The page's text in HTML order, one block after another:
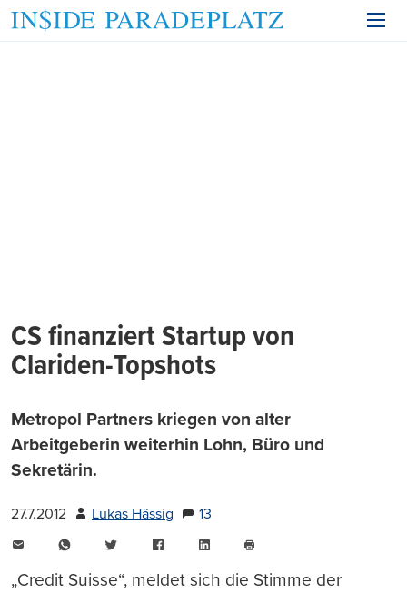
CS finanziert Startup von
Clariden-Topshots
Metropol Partners kriegen von alter
Arbeitgeberin weiterhin Lohn, Büro und
Sekretärin.
27.7.2012 Lukas Hässig
13
WhatsAppTwitter FacebookLinkedIn
drucken
„Credit Suisse“, meldet sich die Stimme der